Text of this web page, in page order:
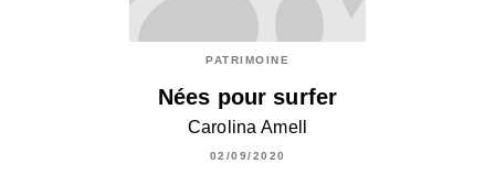
PATRIMOINE
Nées pour surfer
Carolina Amell
02/09/2020